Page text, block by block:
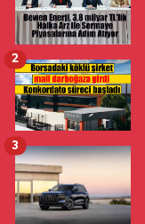
2
3